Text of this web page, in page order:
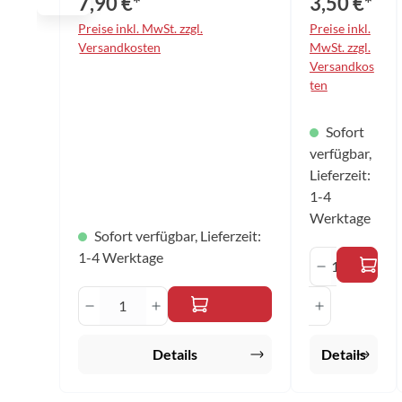
sich die Flüssigkeit optimal
dosieren. Anwendung: - Belag
einsprühen, gleichmäßig die
Flüssigkeit mit der Kunstleder-
Preise inkl. MwSt. zzgl.
Versandkosten
Sofort verfügbar, Lieferzeit:
1-4 Werktage
Produkt Anzahl: Gib den
Details
Preise inkl.
MwSt. zzgl.
Versandkos
ten
Sofort
verfügbar,
Lieferzeit:
1-4
Werktage
Produkt
Details